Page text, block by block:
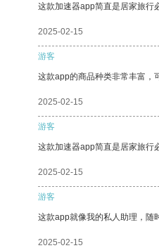
这款加速器app简直是居家旅行
2025-02-15
游客
这款app的商品种类非常丰富，
2025-02-15
游客
这款加速器app简直是居家旅行
2025-02-15
游客
这款app就像我的私人助理，随
2025-02-15